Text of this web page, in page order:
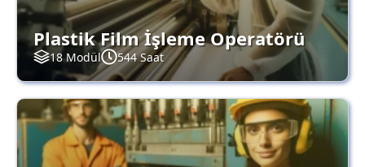
Plastik Film İşleme Operatörü
18 Modül 544 Saat